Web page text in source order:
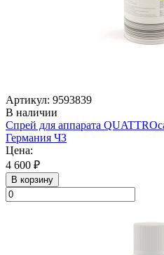
Артикул: 9593839
В наличии
Спрей для аппарата
Германия ЧЗ
Цена:
4 600 ₽
В корзину